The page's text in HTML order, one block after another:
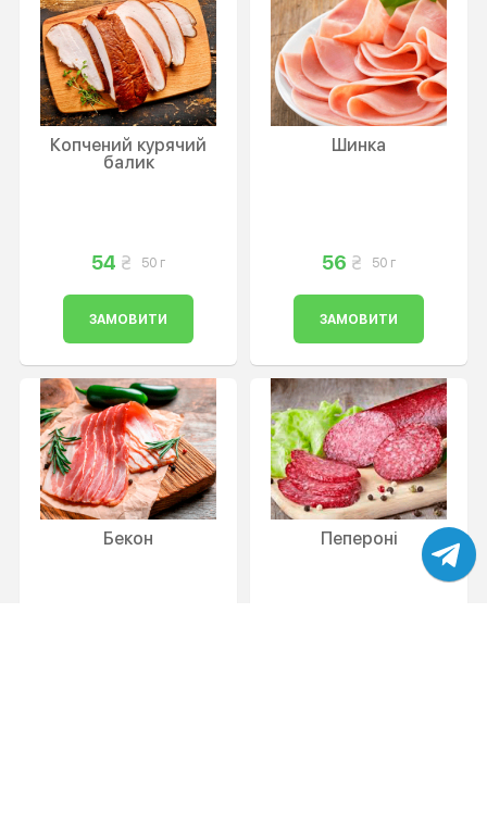
Копчений курячий
балик
54 50 г
ЗАМОВИТИ
Шинка
56 50 г
ЗАМОВИТИ
Бекон Пепероні